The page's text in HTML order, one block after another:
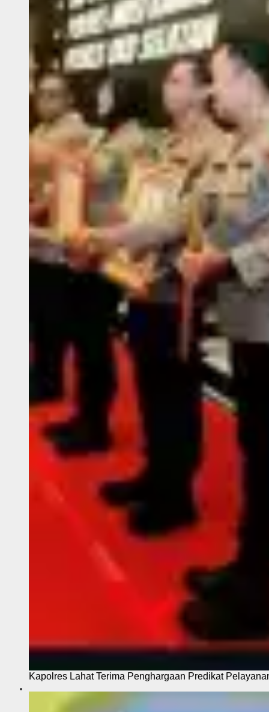
Kapolres Lahat Terima Penghargaan Predikat